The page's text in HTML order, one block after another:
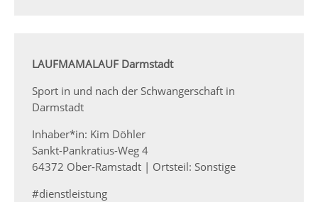
LAUFMAMALAUF Darmstadt
Sport in und nach der Schwangerschaft in
Darmstadt
Inhaber*in: Kim Döhler
Sankt-Pankratius-Weg 4
64372 Ober-Ramstadt | Ortsteil: Sonstige
#dienstleistung